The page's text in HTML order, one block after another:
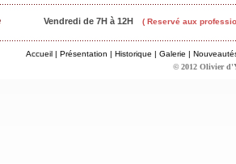
Vendredi de 7H à 12H ( Reservé aux
Accueil | Présentation | Historique | Galerie |
© 2012 Olivier